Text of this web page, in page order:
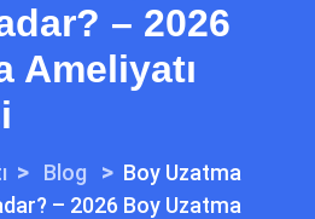
– 2026
Ameliyatı
> Blog > Boy Uzatma
– 2026 Boy Uzatma